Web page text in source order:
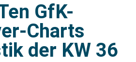
GfK-
Charts
der KW 36